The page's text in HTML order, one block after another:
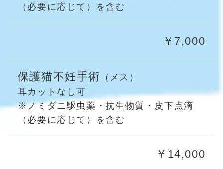
（必要に応じて）を含む
￥7,000
保護猫不妊手術
（メス）
耳カットなし可
※ノミダニ駆虫薬・抗生物質・皮下点滴
（必要に応じて）を含む
￥14,000